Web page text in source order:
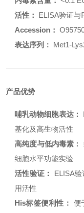
活性：
ELISA验证与
Accession：
表达序列：
Met1-
产品优势
哺乳动物细胞表达：
基化及高生物活性
高纯度与低内毒素：
细胞水平功能实验
活性验证：
ELISA
用活性
His标签便利性：
便